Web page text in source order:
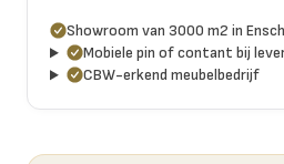
Showroom van 3000 m2 in
Mobiele pin of contant bij
CBW-erkend meubelbedrijf